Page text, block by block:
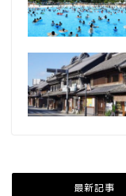
最新記事